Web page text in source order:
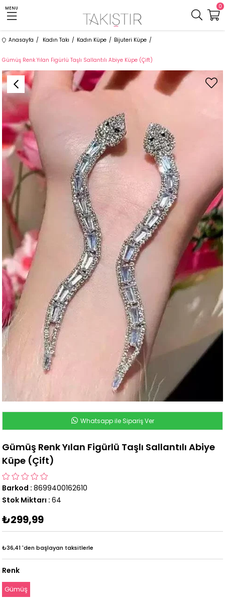
MENU 0
Anasayfa Kadın Takı Kadın Küpe Bijuteri Küpe
Gümüş Renk Yılan Figürlü Taşlı Sallantılı Abiye Küpe (Çift)
Whatsapp ile Sipariş Ver
Gümüş Renk Yılan Figürlü Taşlı Sallantılı Abiye
Küpe (Çift)
Barkod : 8699400162610
Stok Miktarı : 64
₺299,99
₺36,41 'den başlayan taksitlerle
Renk
Gümüş